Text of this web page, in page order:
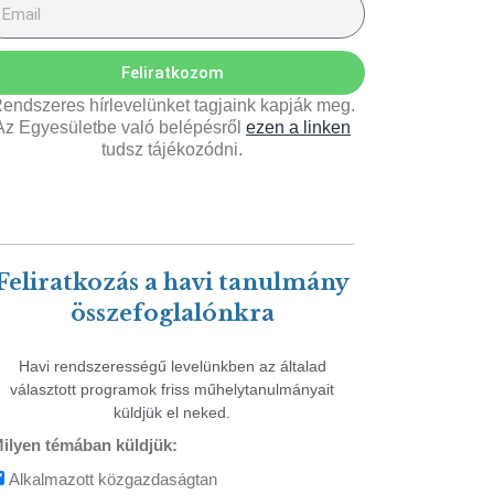
Feliratkozom
hírlevelünket tagjaink kapják meg.
Egyesületbe való belépésről ezen a linken
tudsz tájékozódni.
a havi tanulmány
összefoglalónkra
Havi rendszerességű levelünkben az általad
választott programok friss műhelytanulmányait
küldjük el neked.
témában küldjük:
Alkalmazott közgazdaságtan